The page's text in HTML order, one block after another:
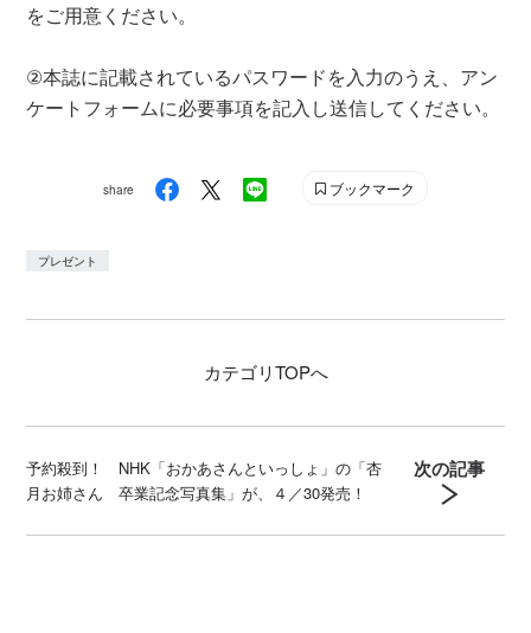
をご用意ください。
②本誌に記載されているパスワードを入力のうえ、アン
ケートフォームに必要事項を記入し送信してください。
share ブックマーク
プレゼント
カテゴリTOPへ
予約殺到！ NHK「おかあさんといっしょ」の「杏
月お姉さん 卒業記念写真集」が、４／30発売！
次の記事